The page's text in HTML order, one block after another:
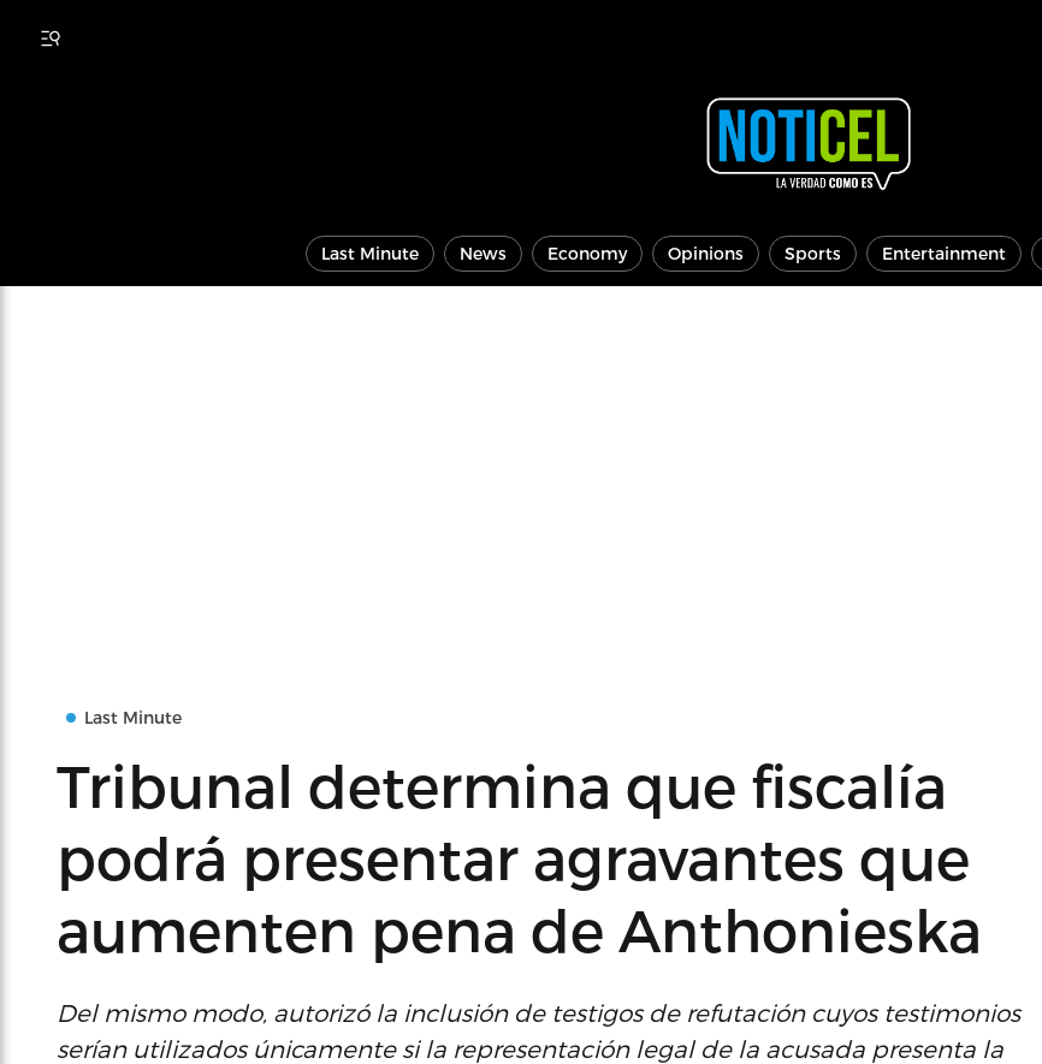
Last Minute News Economy Opinions Sports Entertainment
Last Minute
Tribunal determina que fiscalía
podrá presentar agravantes que
aumenten pena de Anthonieska
Del mismo modo, autorizó la inclusión de testigos de refutación cuyos testimonios
serían utilizados únicamente si la representación legal de la acusada presenta la